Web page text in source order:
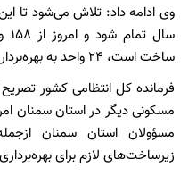
ساخت است، ۲۴ واحد به بهره‌برداری رسید.
مسکونی دیگر در استان سمنان
مسؤولان استان سمنان
زیرساخت‌های لازم برای